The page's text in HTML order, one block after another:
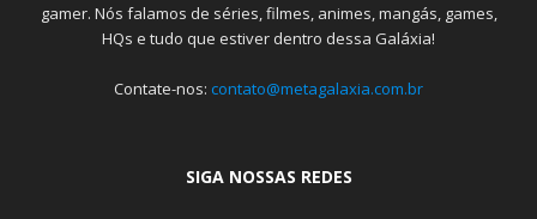
gamer. Nós falamos de séries, filmes, animes, mangás, games,
HQs e tudo que estiver dentro dessa Galáxia!
Contate-nos: contato@metagalaxia.com.br
SIGA NOSSAS REDES